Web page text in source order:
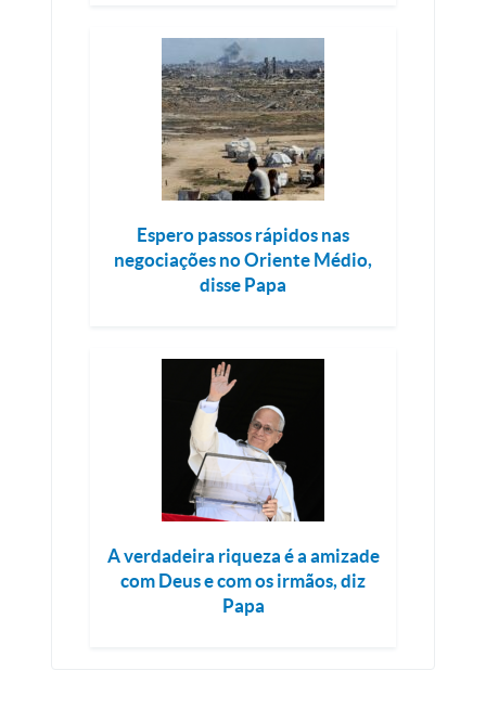
Espero passos rápidos nas
negociações no Oriente Médio,
disse Papa
A verdadeira riqueza é a amizade
com Deus e com os irmãos, diz
Papa